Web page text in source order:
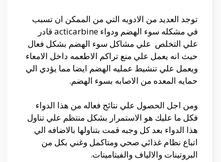
توجد العديد من الادويه التي من الممكن ان تسبب
في مشكله سوء الهضم ودواء acticarbine قادر
علي التخلص علي مشاكل سوء الهضم بشكل فعال
حيث انه يعمل علي منع تراكم الاطعمه داخل الامعاء
ويعمل علي تنشيط عمليه الهضم ايضا مما يؤدي الي
حمايه المعده من الاصابه بسوء الهضم.
ومن اجل الحصول علي نتائج فعاله من هذا الدواء
فكل ما عليك هو الاستمرار بشكل منتظم علي تناول
هذا الدواء بعد كل وجبه قمت بتناولها بالاضافه الي
اتباع نظام غذائي صحي ومتاكمل وغني بكل من
البروتينات والالياف والفيتامينات.